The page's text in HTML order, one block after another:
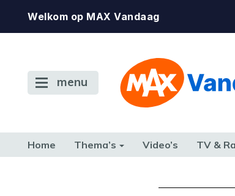
Welkom op MAX Vandaag
menu
Home Thema’s Video’s TV &